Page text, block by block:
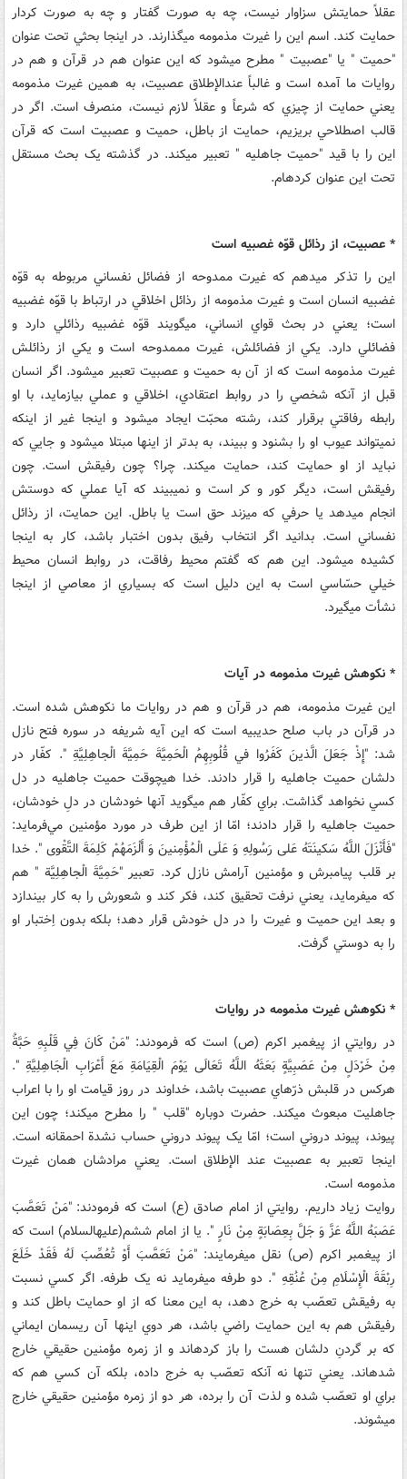
عقلاً حمايتش سزاوار نيست، چه به صورت گفتار و چه به صورت کردار
حمايت کند. اسم اين را غيرت مذمومه مي‏گذارند. در اينجا بحثي تحت عنوان
"حميت " يا "عصبيت " مطرح مي‏شود که اين عنوان هم در قرآن و هم در
روايات ما آمده است و غالباً عندالإطلاق عصبيت، به همين غيرت مذمومه
يعني حمايت از چيزي که شرعاً و عقلاً لازم نيست، منصرف است. اگر در
قالب اصطلاحي بريزيم، حمايت از باطل، حميت و عصبيت است که قرآن
اين را با قيد "حميت جاهليه " تعبير مي‏کند. در گذشته يک بحث مستقل
تحت اين عنوان کرده‏ام.
* عصبيت، از رذائل قوّه غصبيه است
اين را تذکر مي‏دهم که غيرت ممدوحه از فضائل نفساني مربوطه به قوّه
غضبيه انسان است و غيرت مذمومه از رذائل اخلاقي در ارتباط با قوّه غضبيه
است؛ يعني در بحث قواي انساني، مي‏گويند قوّه غضبيه رذائلي دارد و
فضائلي دارد. يکي از فضائلش، غيرت مممدوحه است و يکي از رذائلش
غيرت مذمومه است که از آن به حميت و عصبيت تعبير مي‏شود. اگر انسان
قبل از آنکه شخصي را در روابط اعتقادي، اخلاقي و عملي بيازمايد، با او
رابطه رفاقتي برقرار کند، رشته محبّت ايجاد مي‏شود و اينجا غير از اينکه
نمي‏تواند عيوب او را بشنود و ببيند، به بدتر از اينها مبتلا مي‏شود و جايي که
نبايد از او حمايت کند، حمايت مي‏کند. چرا؟ چون رفيقش است. چون
رفيقش است، ديگر کور و کر است و نمي‏بيند که آيا عملي که دوستش
انجام مي‏دهد يا حرفي که مي‏زند حق است يا باطل. اين حمايت، از رذائل
نفساني است. بدانيد اگر انتخاب رفيق بدون اختبار باشد، کار به اينجا
کشيده مي‏شود. اين هم که گفتم محيط رفاقت، در روابط انسان محيط
خيلي حسّاسي است به اين دليل است که بسياري از معاصي از اينجا
نشأت مي‏گيرد.
* نکوهش غيرت مذمومه در آيات
اين غيرت مذمومه‏، هم در قرآن و هم در روايات ما نکوهش شده است.
در قرآن در باب صلح حديبيه است که اين آيه شريفه در سوره فتح نازل
شد: "إِذْ جَعَلَ الَّذينَ کَفَرُوا في‏ قُلُوبِهِمُ الْحَمِيَّةَ حَمِيَّةَ الْجاهِلِيَّةِ ". کفّار در
دلشان حميت جاهليه را قرار دادند. خدا هيچ‏وقت حميت جاهليه در دل
کسي نخواهد گذاشت. براي کفّار هم مي‏گويد آنها خودشان در دلِ خودشان،
حميت جاهليه را قرار دادند؛ امّا از اين طرف در مورد مؤمنين مي‌فرمايد:
"فَأَنْزَلَ اللَّهُ سَکينَتَهُ عَلى‏ رَسُولِهِ وَ عَلَى الْمُؤْمِنينَ وَ أَلْزَمَهُمْ کَلِمَةَ التَّقْوى ". خدا
بر قلب پيامبرش و مؤمنين آرامش نازل کرد. تعبير "حَمِيَّةَ الْجاهِلِيَّة " هم
که مي‏فرمايد، يعني نرفت‏ تحقيق کند، فکر کند و شعورش را به کار بيندازد
و بعد اين حميت و غيرت را در دل خودش قرار دهد؛ بلکه بدون اِختبار او
را به دوستي گرفت.
* نکوهش غيرت مذمومه در روايات
در روايتي از پيغمبر اکرم (ص) است که فرمودند: "مَنْ کَانَ فِي قَلْبِهِ حَبَّةٌ
مِنْ خَرْدَلٍ مِنْ عَصَبِيَّةٍ بَعَثَهُ اللَّهُ تَعَالَى يَوْمَ الْقِيَامَةِ مَعَ أَعْرَابِ الْجَاهِلِيَّةِ ".
هرکس در قلبش ذرّه‏اي عصبيت باشد، خداوند در روز قيامت او را با اعراب
جاهليت مبعوث مي‏کند. حضرت دوباره "قلب " را مطرح مي‏کند؛ چون اين
پيوند، پيوند دروني است؛ امّا يک پيوند دروني حساب نشدة احمقانه است.
اينجا تعبير به عصبيت عند الإطلاق است. يعني مرادشان همان غيرت
مذمومه است.
روايت زياد داريم. روايتي از امام صادق (ع) است که فرمودند: "مَنْ تَعَصَّبَ
عَصَبَهُ اللَّهُ عَزَّ وَ جَلَّ بِعِصَابَةٍ مِنْ نَارٍ ". يا از امام ششم(عليه‏السلام) است که
از پيغمبر اکرم (ص) نقل مي‏فرمايند: "مَنْ تَعَصَّبَ أَوْ تُعُصِّبَ لَهُ فَقَدْ خَلَعَ
رِبْقَةَ الْإِسْلَامِ مِنْ عُنُقِهِ ". دو طرفه مي‏فرمايد نه يک طرفه. اگر کسي نسبت
به رفيقش تعصّب به خرج دهد، به اين معنا که از او حمايت باطل کند و
رفيقش هم به اين حمايت راضي باشد، هر دوي اينها آن ريسمان ايماني
که بر گردنِ دلشان هست را باز کرده‏اند و از زمره مؤمنين حقيقي خارج
شده‏اند. يعني تنها نه آنکه تعصّب به خرج داده، بلکه آن کسي هم که
براي او تعصّب شده و لذت آن را برده، هر دو از زمره مؤمنين حقيقي خارج
مي‏شوند.